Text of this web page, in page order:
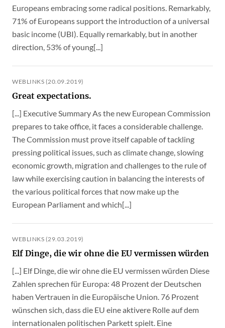
Europeans embracing some radical positions. Remarkably,
71% of Europeans support the introduction of a universal
basic income (UBI). Equally remarkably, but in another
direction, 53% of young[...]
WEBLINKS (20.09.2019)
Great expectations.
[...] Executive Summary As the new European Commission
prepares to take office, it faces a considerable challenge.
The Commission must prove itself capable of tackling
pressing political issues, such as climate change, slowing
economic growth, migration and challenges to the rule of
law while exercising caution in balancing the interests of
the various political forces that now make up the
European Parliament and which[...]
WEBLINKS (29.03.2019)
Elf Dinge, die wir ohne die EU vermissen würden
[...] Elf Dinge, die wir ohne die EU vermissen würden Diese
Zahlen sprechen für Europa: 48 Prozent der Deutschen
haben Vertrauen in die Europäische Union. 76 Prozent
wünschen sich, dass die EU eine aktivere Rolle auf dem
internationalen politischen Parkett spielt. Eine